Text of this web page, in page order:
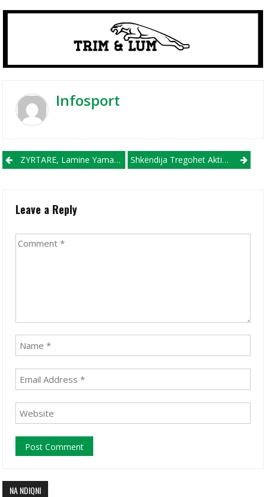
Infosport
Post navigation
ZYRTARE, Lamine Yamal Futbollisti Më I Shtrenjtë Në Botë Shkëndija Tregohet Aktive Në Merkato, Nuk Ka Vetëm Prurje, Ka Edhe Largime
Leave a Reply
NA NDIQNI